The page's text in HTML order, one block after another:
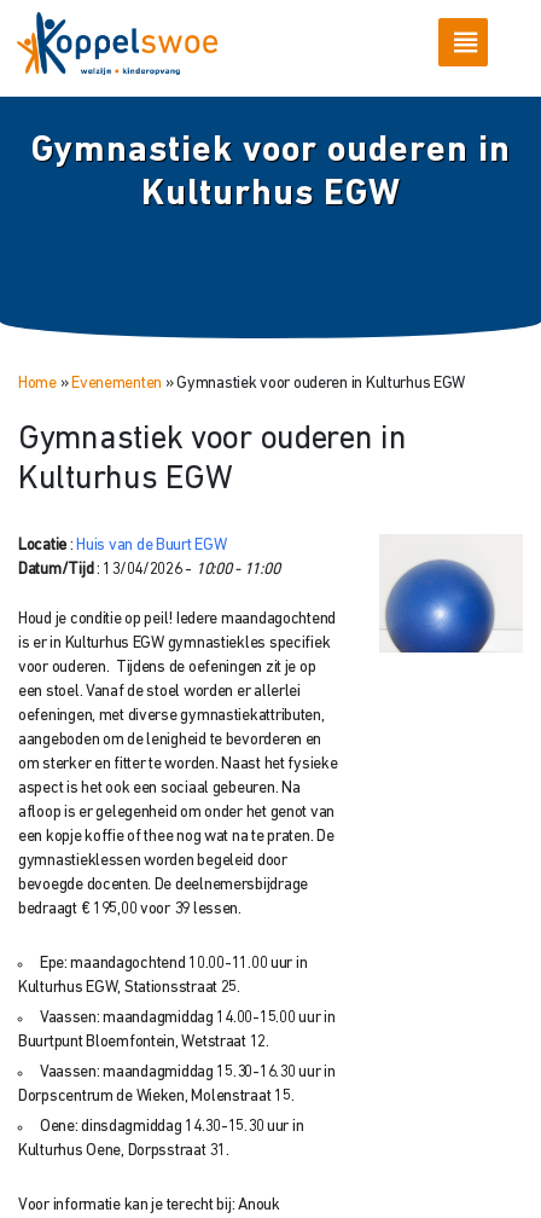
Gymnastiek voor ouderen in
Kulturhus EGW
Home» Evenementen »Gymnastiek voor ouderen in Kulturhus EGW
Gymnastiek voor ouderen in
Kulturhus EGW
Locatie : Huis van de Buurt EGW
Datum/Tijd : 13/04/2026 - 10:00 - 11:00
Houd je conditie op peil! Iedere maandagochtend
is er in Kulturhus EGW gymnastiekles specifiek
voor ouderen. Tijdens de oefeningen zit je op
een stoel. Vanaf de stoel worden er allerlei
oefeningen, met diverse gymnastiekattributen,
aangeboden om de lenigheid te bevorderen en
om sterker en fitter te worden. Naast het fysieke
aspect is het ook een sociaal gebeuren. Na
afloop is er gelegenheid om onder het genot van
een kopje koffie of thee nog wat na te praten. De
gymnastieklessen worden begeleid door
bevoegde docenten. De deelnemersbijdrage
bedraagt € 195,00 voor 39 lessen.
Epe: maandagochtend 10.00-11.00 uur in
Kulturhus EGW, Stationsstraat 25.
Vaassen: maandagmiddag 14.00-15.00 uur in
Buurtpunt Bloemfontein, Wetstraat 12.
Vaassen: maandagmiddag 15.30-16.30 uur in
Dorpscentrum de Wieken, Molenstraat 15.
Oene: dinsdagmiddag 14.30-15.30 uur in
Kulturhus Oene, Dorpsstraat 31.
Voor informatie kan je terecht bij: Anouk